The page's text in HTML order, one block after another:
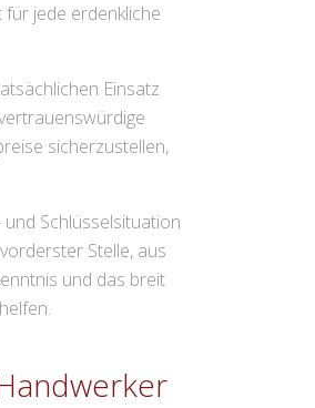
jede erdenkliche
Einsatz
sicherzustellen,
Schlüsselsituation
Stelle, aus
und das breit